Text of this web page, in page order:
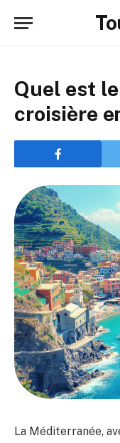
Quel est
croisière
La Méditerranée,